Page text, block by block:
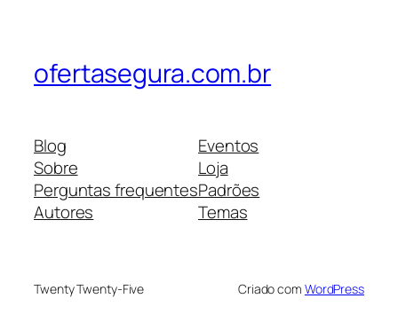
ofertasegura.com.br
Blog
Sobre
Perguntas frequentes
Autores
Eventos
Loja
Padrões
Temas
Twenty Twenty-Five Criado com WordPress